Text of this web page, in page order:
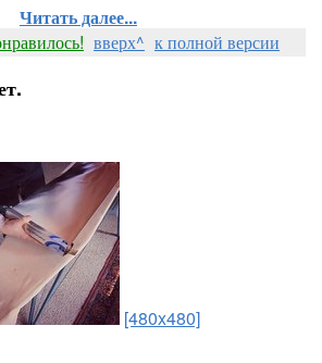
Читать далее...
вверх^ к полной версии
[480x480]